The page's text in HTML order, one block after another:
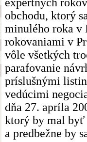
obchodu, ktorý
minulého roka v
rokovaniami v
vôle všetkých
parafovanie
príslušnými
vedúcimi
dňa 27. apríla
ktorý by mal byť
a predbežne by